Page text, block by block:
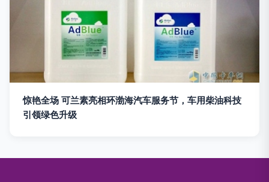
惊艳全场 可兰素亮相环渤海汽车服务节，车用柴油科技
引领绿色升级